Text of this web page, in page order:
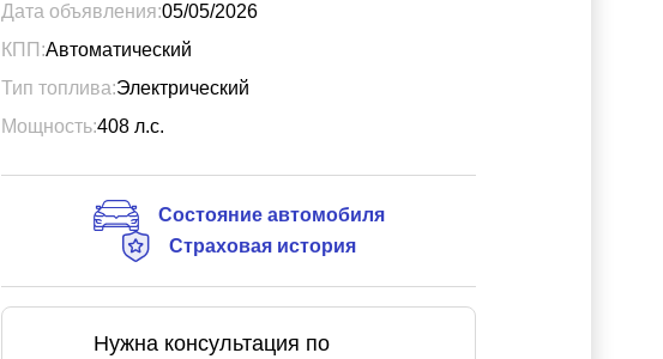
Дата объявления:05/05/2026
КПП:Автоматический
Тип топлива:Электрический
Мощность:408 л.с.
Состояние автомобиля
Страховая история
Нужна консультация по